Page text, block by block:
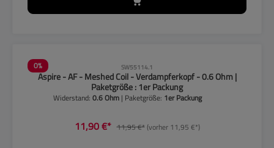
0% SW55114.1
Aspire - AF - Meshed Coil - Verdampferkopf - 0.6 Ohm |
Paketgröße : 1er Packung
Widerstand:0.6 Ohm | Paketgröße: 1er Packung
11,90 €* 11,95 €*(vorher 11,95 €*)